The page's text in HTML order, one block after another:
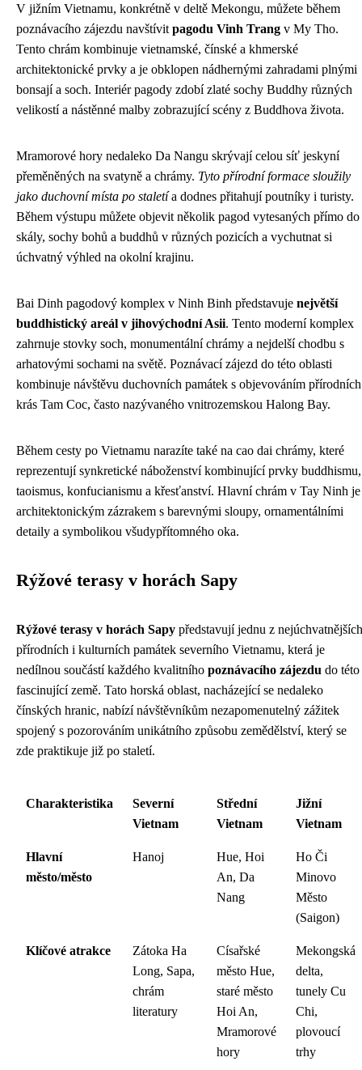
V jižním Vietnamu, konkrétně v deltě Mekongu, můžete během
poznávacího zájezdu navštívit pagodu Vinh Trang v My Tho.
Tento chrám kombinuje vietnamské, čínské a khmerské
architektonické prvky a je obklopen nádhernými zahradami plnými
bonsají a soch. Interiér pagody zdobí zlaté sochy Buddhy různých
velikostí a nástěnné malby zobrazující scény z Buddhova života.
Mramorové hory nedaleko Da Nangu skrývají celou síť jeskyní
přeměněných na svatyně a chrámy. Tyto přírodní formace sloužily
jako duchovní místa po staletía dodnes přitahují poutníky i turisty.
Během výstupu můžete objevit několik pagod vytesaných přímo do
skály, sochy bohů a buddhů v různých pozicích a vychutnat si
úchvatný výhled na okolní krajinu.
Bai Dinh pagodový komplex v Ninh Binh představuje největší
buddhistický areál v jihovýchodní Asii. Tento moderní komplex
zahrnuje stovky soch, monumentální chrámy a nejdelší chodbu s
arhatovými sochami na světě. Poznávací zájezd do této oblasti
kombinuje návštěvu duchovních památek s objevováním přírodních
krás Tam Coc, často nazývaného vnitrozemskou Halong Bay.
Během cesty po Vietnamu narazíte také na cao dai chrámy, které
reprezentují synkretické náboženství kombinující prvky buddhismu,
taoismus, konfucianismu a křesťanství. Hlavní chrám v Tay Ninh je
architektonickým zázrakem s barevnými sloupy, ornamentálními
detaily a symbolikou všudypřítomného oka.
Rýžové terasy v horách Sapy
Rýžové terasy v horách Sapy představují jednu z nejúchvatnějších
přírodních i kulturních památek severního Vietnamu, která je
nedílnou součástí každého kvalitního poznávacího zájezdu do této
fascinující země. Tato horská oblast, nacházející se nedaleko
čínských hranic, nabízí návštěvníkům nezapomenutelný zážitek
spojený s pozorováním unikátního způsobu zemědělství, který se
zde praktikuje již po staletí.
Charakteristika
Severní
Vietnam
Střední
Vietnam
Jižní
Vietnam
Hlavní
město/město
Hanoj
Hue, Hoi
An, Da
Nang
Ho Či
Minovo
Město
(Saigon)
Klíčové atrakce
Zátoka Ha
Long, Sapa,
chrám
literatury
Císařské
město Hue,
staré město
Hoi An,
Mramorové
hory
Mekongská
delta,
tunely Cu
Chi,
plovoucí
trhy